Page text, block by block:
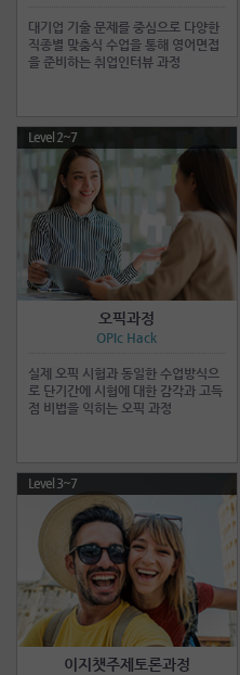
대기업 기출 문제를 중심으로 다양한
직종별 맞춤식 수업을 통해 영어면접
을 준비하는 취업인터뷰 과정
Level 2~7
오픽과정
OPIc Hack
실제 오픽 시험과 동일한 수업방식으
로 단기간에 시험에 대한 감각과 고득
점 비법을 익히는 오픽 과정
Level 3~7
이지챗주제토론과정